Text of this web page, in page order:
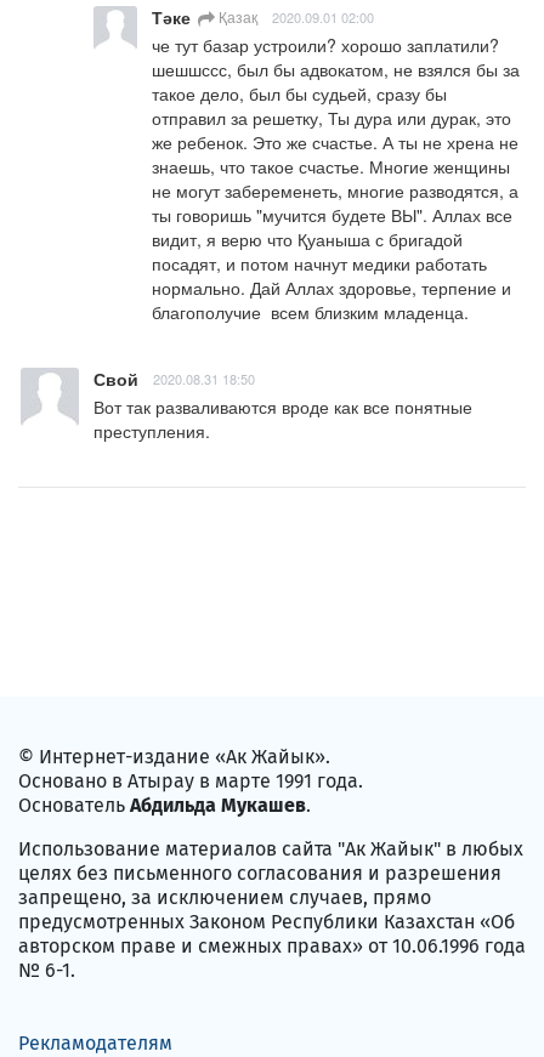
Тәке Қазақ 2020.09.01 02:00
че тут базар устроили? хорошо заплатили?
шешшссс, был бы адвокатом, не взялся бы за
такое дело, был бы судьей, сразу бы
отправил за решетку, Ты дура или дурак, это
же ребенок. Это же счастье. А ты не хрена не
знаешь, что такое счастье. Многие женщины
не могут забеременеть, многие разводятся, а
ты говоришь "мучится будете ВЫ". Аллах все
видит, я верю что Қуаныша с бригадой
посадят, и потом начнут медики работать
нормально. Дай Аллах здоровье, терпение и
благополучие  всем близким младенца.
Свой 2020.08.31 18:50
Вот так разваливаются вроде как все понятные
преступления.
© Интернет-издание «Ак Жайык».
Основано в Атырау в марте 1991 года.
Основатель Абдильда Мукашев.
Использование материалов сайта "Ак Жайык" в любых
целях без письменного согласования и разрешения
запрещено, за исключением случаев, прямо
предусмотренных Законом Республики Казахстан «Об
авторском праве и смежных правах» от 10.06.1996 года
№ 6-1.
Рекламодателям